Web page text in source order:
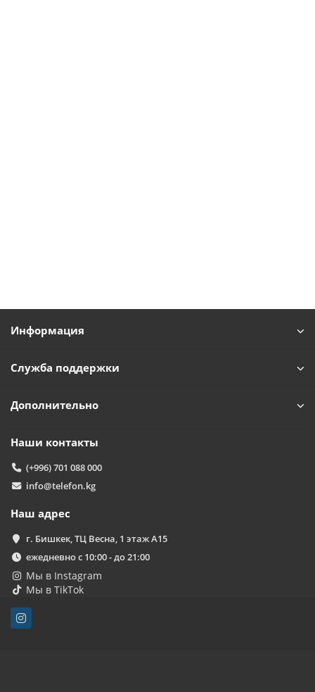
Информация
Служба поддержки
Дополнительно
Наши контакты
(+996) 701 088 000
info@telefon.kg
Наш адрес
г. Бишкек, ТЦ Весна, 1 этаж А15
ежедневно с 10:00 - до 21:00
Мы в Instagram
Мы в TikTok